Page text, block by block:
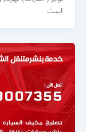
البيت